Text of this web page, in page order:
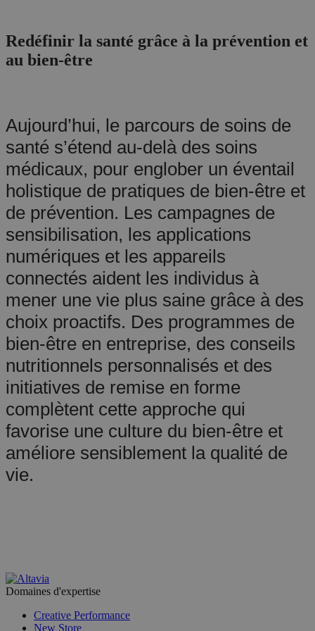
Redéfinir la santé grâce à la prévention et
au bien-être
Aujourd’hui, le parcours de soins de
santé s’étend au-delà des soins
médicaux, pour englober un éventail
holistique de pratiques de bien-être et
de prévention. Les campagnes de
sensibilisation, les applications
numériques et les appareils
connectés aident les individus à
mener une vie plus saine grâce à des
choix proactifs. Des programmes de
bien-être en entreprise, des conseils
nutritionnels personnalisés et des
initiatives de remise en forme
complètent cette approche qui
favorise une culture du bien-être et
améliore sensiblement la qualité de
vie.
Domaines d'expertise
Creative Performance
New Store